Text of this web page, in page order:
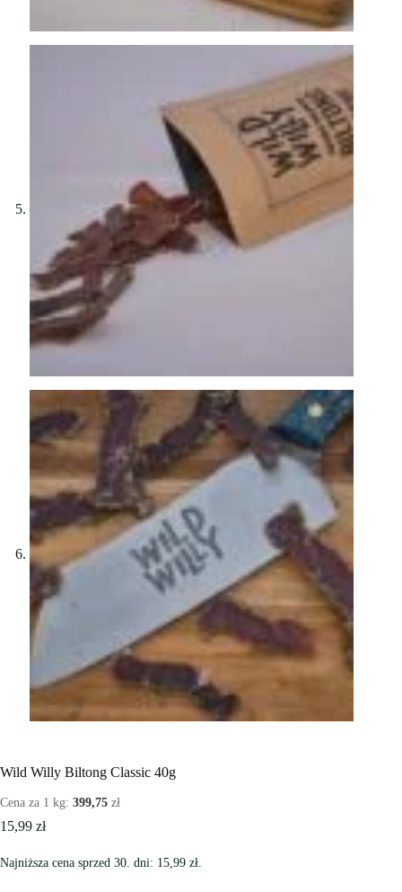
Wild Willy Biltong Classic 40g
Cena za 1 kg: 399,75 zł
15,99 zł
Najniższa cena sprzed 30. dni: 15,99 zł.